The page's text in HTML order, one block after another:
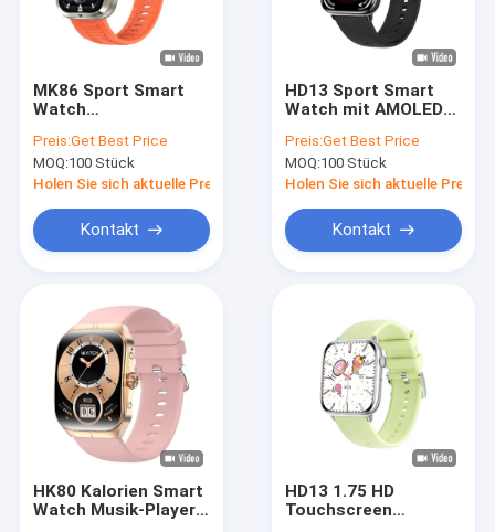
Produkte
Videos
Über uns
MK86 Sport Smart
Watch
Wasserdicht BT
Anruf Blut
Sauerstoff Große
Preis:Get Best Price
MOQ:100 Stück
Holen Sie sich aktuelle Preis
Kontakt
HD13 Sport Smart
Watch mit AMOLED-
Preis:Get Best Price
MOQ:100 Stück
Holen Sie sich aktuelle Preis
Kontakt
HK80 Kalorien Smart
Watch Musik-Player
HD13 1.75 HD
Touchscreen